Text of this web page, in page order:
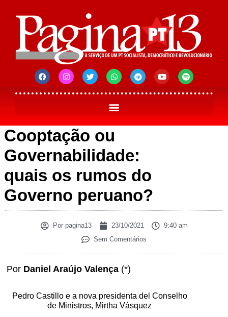
Cooptação ou
Governabilidade:
quais os rumos do
Governo peruano?
Porpagina13 23/10/2021
9:40 am
Sem Comentários
Por Daniel Araújo Valença (*)
Pedro Castillo e a nova presidenta del Conselho
de Ministros, Mirtha Vásquez